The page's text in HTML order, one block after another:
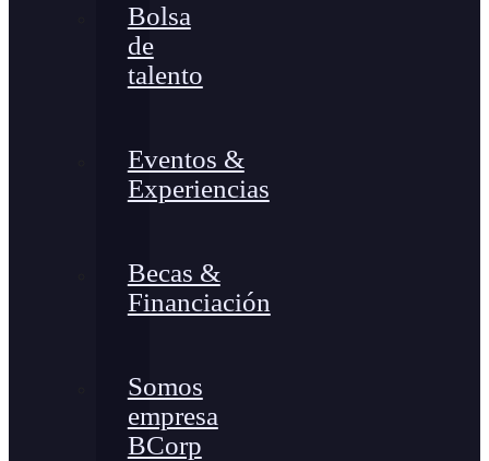
Bolsa
de
talento
Eventos &
Experiencias
Becas &
Financiación
Somos
empresa
BCorp